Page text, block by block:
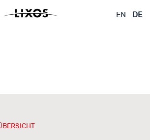
EN DE
Flugzeuge &
Yachten